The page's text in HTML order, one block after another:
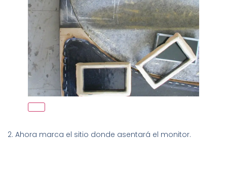
2. Ahora marca el sitio donde asentará el monitor.